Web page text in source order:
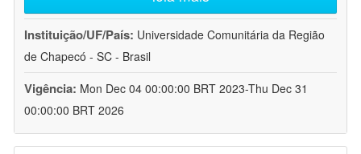
Instituição/UF/País: Universidade Comunitária da Região
de Chapecó - SC - Brasil
Vigência: Mon Dec 04 00:00:00 BRT 2023-Thu Dec 31
00:00:00 BRT 2026